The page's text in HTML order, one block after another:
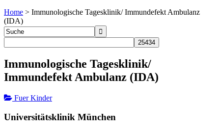
Home > Immunologische Tagesklinik/ Immundefekt Ambulanz
(IDA)
Immunologische Tagesklinik/
Immundefekt Ambulanz (IDA)
Fuer Kinder
Universitätsklinik München